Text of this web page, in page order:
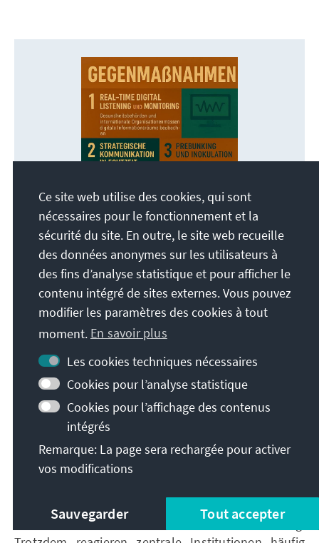
Grafik mit KI Copilot generiert / Konrad-
Adenauer-Stiftung
Gegenmaßnahmen
Gegenmaßnahmen: schneller,
koordinierter, lokaler, community-gesteuert
und tech-unterstützt
Gesundheitsdesinformation im Allgemeinen und
aktuelle Ebola-Desinformation zeigen
Verbreitungsmechanismen ähneln sich über
verschiedene Ausbrüche und Krisen hinweg.
Ce site web utilise des cookies, qui sont
nécessaires pour le fonctionnement et la
sécurité du site. En outre, le site web recueille
des données anonymes sur les utilisateurs à
des fins d’analyse statistique et pour afficher le
contenu intégré de sites externes. Vous pouvez
modifier les paramètres des cookies à tout
moment. En savoir plus
Les cookies techniques nécessaires
Cookies pour l’analyse statistique
Cookies pour l’affichage des contenus
intégrés
Remarque: La page sera rechargée pour activer
vos modifications
Sauvegarder Tout accepter